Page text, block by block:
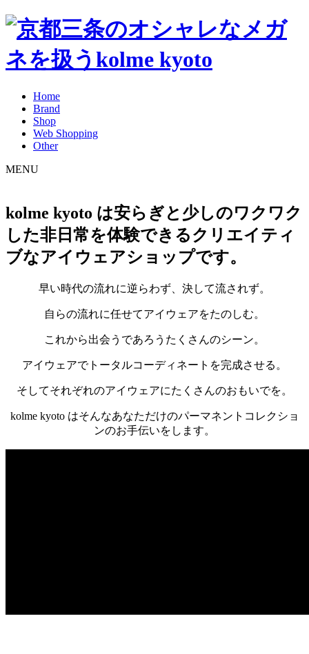
Home
Brand
Shop
Web Shopping
Other
MENU
kolme kyoto は安らぎと少しのワクワク
した非日常を体験できるクリエイティ
ブなアイウェアショップです。
早い時代の流れに逆らわず、決して流されず。
自らの流れに任せてアイウェアをたのしむ。
これから出会うであろうたくさんのシーン。
アイウェアでトータルコーディネートを完成させる。
そしてそれぞれのアイウェアにたくさんのおもいでを。
kolme kyoto はそんなあなただけのパーマネントコレクショ
ンのお手伝いをします。